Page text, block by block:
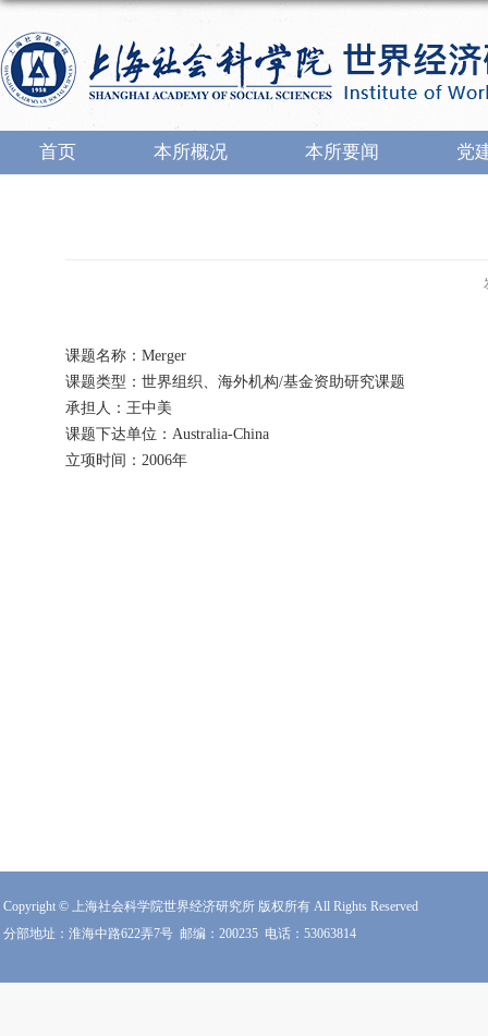
首页 本所概况 本所要闻 党
课题名称：Merger
课题类型：世界组织、海外机构/基金资助研究课题
承担人：王中美
课题下达单位：Australia-China
立项时间：2006年
Copyright © 上海社会科学院世界经济研究所 版权所有 All Rights Reserved
分部地址：淮海中路622弄7号 邮编：200235 电话：53063814